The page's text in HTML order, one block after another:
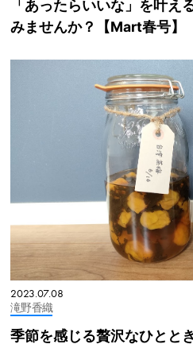
「あったらいいな」を叶え
みませんか？【Mart春号】
2023.07.08
滝野香織
季節を感じる贅沢なひとと